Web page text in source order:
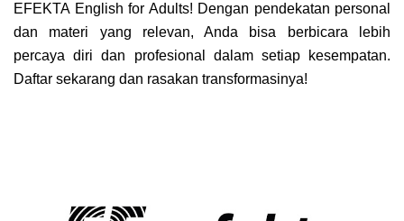
EFEKTA English for Adults! Dengan pendekatan personal
dan materi yang relevan, Anda bisa berbicara lebih
percaya diri dan profesional dalam setiap kesempatan.
Daftar sekarang dan rasakan transformasinya!